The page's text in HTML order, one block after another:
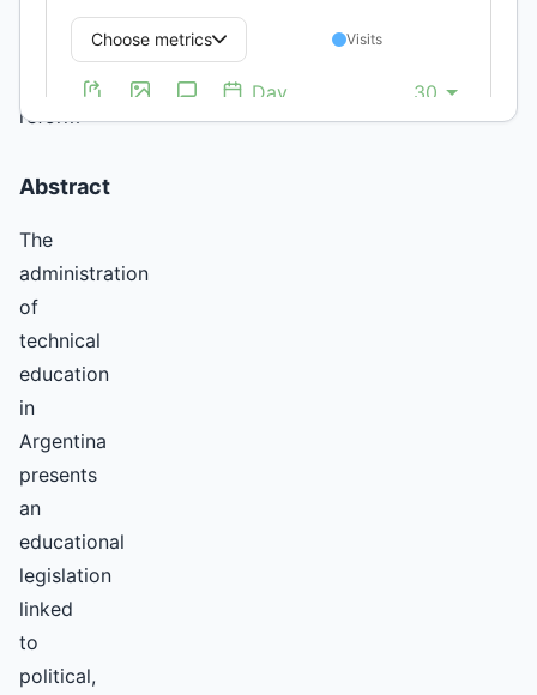
administration,
legislation,
educational
reform
Abstract
The
administration
of
technical
education
in
Argentina
presents
an
educational
legislation
linked
to
political,